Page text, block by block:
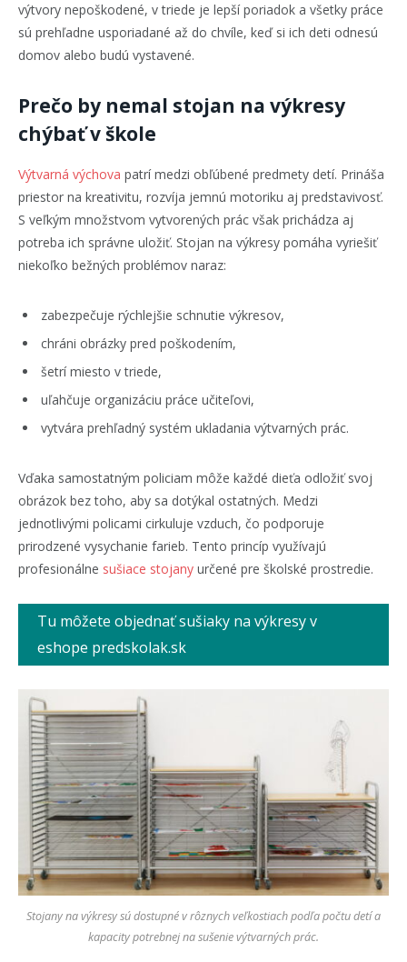
výtvory nepoškodené, v triede je lepší poriadok a všetky práce
sú prehľadne usporiadané až do chvíle, keď si ich deti odnesú
domov alebo budú vystavené.
Prečo by nemal stojan na výkresy
chýbať v škole
Výtvarná výchova patrí medzi obľúbené predmety detí. Prináša
priestor na kreativitu, rozvíja jemnú motoriku aj predstavivosť.
S veľkým množstvom vytvorených prác však prichádza aj
potreba ich správne uložiť. Stojan na výkresy pomáha vyriešiť
niekoľko bežných problémov naraz:
zabezpečuje rýchlejšie schnutie výkresov,
chráni obrázky pred poškodením,
šetrí miesto v triede,
uľahčuje organizáciu práce učiteľovi,
vytvára prehľadný systém ukladania výtvarných prác.
Vďaka samostatným policiam môže každé dieťa odložiť svoj
obrázok bez toho, aby sa dotýkal ostatných. Medzi
jednotlivými policami cirkuluje vzduch, čo podporuje
prirodzené vysychanie farieb. Tento princíp využívajú
profesionálne sušiace stojany určené pre školské prostredie.
Tu môžete objednať sušiaky na výkresy v
eshope predskolak.sk
Stojany na výkresy sú dostupné v rôznych veľkostiach podľa počtu detí a
kapacity potrebnej na sušenie výtvarných prác.